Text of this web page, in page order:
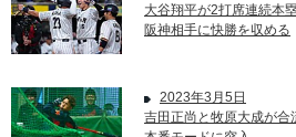
大谷翔平が2打席連続本
阪神相手に快勝を収める
2023年3月5日
吉田正尚と牧原大成が